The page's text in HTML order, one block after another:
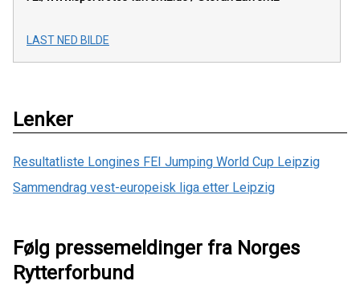
LAST NED BILDE
Lenker
Resultatliste Longines FEI Jumping World Cup Leipzig
Sammendrag vest-europeisk liga etter Leipzig
Følg pressemeldinger fra Norges
Rytterforbund